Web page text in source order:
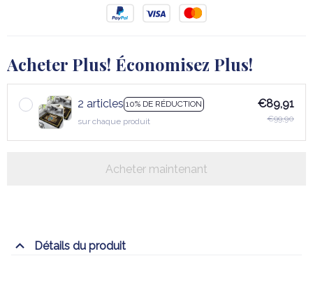
Acheter Plus! Économisez Plus!
2 articles 10% DE RÉDUCTION
sur chaque produit
€89,91
€99,90
Acheter maintenant
Détails du produit